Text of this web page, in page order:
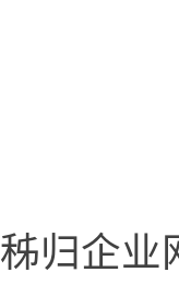
秭归企业